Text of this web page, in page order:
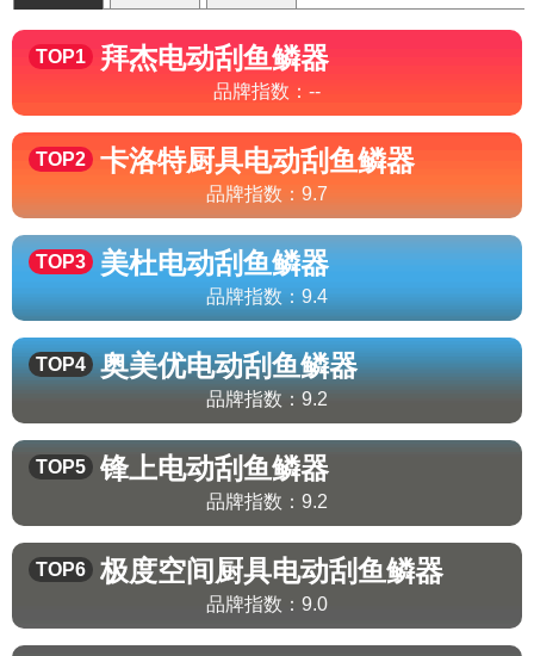
TOP1 拜杰电动刮鱼鳞器
品牌指数： --
TOP2 卡洛特厨具电动刮鱼鳞器
品牌指数： 9.7
TOP3 美杜电动刮鱼鳞器
品牌指数： 9.4
TOP4 奥美优电动刮鱼鳞器
品牌指数： 9.2
TOP5 锋上电动刮鱼鳞器
品牌指数： 9.2
TOP6 极度空间厨具电动刮鱼鳞器
品牌指数： 9.0